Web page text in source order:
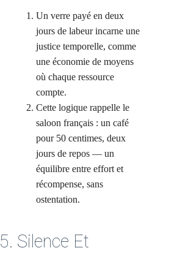
Un verre payé en deux
jours de labeur incarne une
justice temporelle, comme
une économie de moyens
où chaque ressource
compte.
Cette logique rappelle le
saloon français : un café
pour 50 centimes, deux
jours de repos — un
équilibre entre effort et
récompense, sans
ostentation.
5. Silence Et